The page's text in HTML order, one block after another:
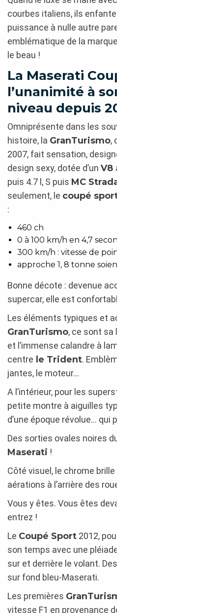
courbes italiens, ils enfantent un confort et une
puissance à nulle autre pareille : le coupé sport,
emblématique de la marque au Trident, transcende
le beau !
La Maserati Coupé :
l’unanimité à son plus haut
niveau depuis 2007 !
Omniprésente dans les souvenirs et dans son
histoire, la GranTurismo, depuis son apparition en
2007, fait sensation, designée par
design sexy, dotée d’un V8 atmosphérique
puis 4.7 l, S puis MC Stradale
seulement, le coupé sport Maserati
:
460 ch
0 à 100 km/h en 4,7 secondes !
300 km/h : vitesse de pointe
approche 1, 8 tonne soient, 1780 kg
Bonne décote : devenue accessible, en GT ou
supercar, elle est confortable, avenante : 4 places.
Les éléments typiques et addictifs de la
GranTurismo, ce sont sa ligne hors du commun
et l’immense calandre à lamelles verticales avec au
centre le Trident. Emblème omniprésent : sur les
jantes, le moteur…
A l’intérieur, pour les superstitieux, retrouvez la
petite montre à aiguilles typique et représentative
d’une époque révolue… qui perdure !
Des sorties ovales noires duquel s’échappe LE son
Maserati !
Côté visuel, le chrome brille de tous ses feux. 3
aérations à l’arrière des roues avant…
Vous y êtes. Vous êtes devant une
entrez !
Le Coupé Sport 2012, pour ce citer qu’elle, marque
son temps avec une pléiade de boutons-vintage :
sur et derrière le volant. Des compteurs à aiguilles
sur fond bleu-Maserati.
Les premières GranTurismo
vitesse F1 en provenance de Ferrari puis les SF sont